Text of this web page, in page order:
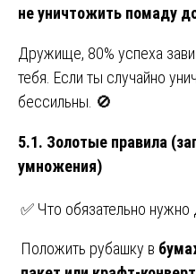
не уничтожить помаду
Дружище, 80% успеха
тебя. Если ты случайно
бессильны. 🚫
5.1. Золотые правила
умножения)
✅ Что обязательно
Положить рубашку в